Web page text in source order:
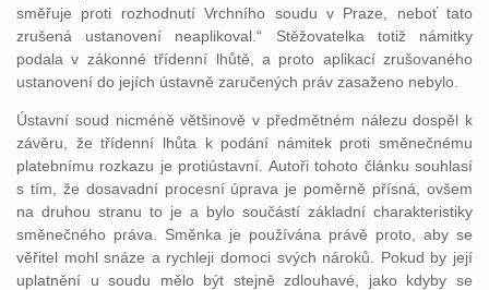
směřuje proti rozhodnutí Vrchního soudu v Praze, neboť tato
zrušená ustanovení neaplikoval.“ Stěžovatelka totiž námitky
podala v zákonné třídenní lhůtě, a proto aplikací zrušovaného
ustanovení do jejích ústavně zaručených práv zasaženo nebylo.
Ústavní soud nicméně většinově v předmětném nálezu dospěl k
závěru, že třídenní lhůta k podání námitek proti směnečnému
platebnímu rozkazu je protiústavní. Autoři tohoto článku souhlasí
s tím, že dosavadní procesní úprava je poměrně přísná, ovšem
na druhou stranu to je a bylo součástí základní charakteristiky
směnečného práva. Směnka je používána právě proto, aby se
věřitel mohl snáze a rychleji domoci svých nároků. Pokud by její
uplatnění u soudu mělo být stejně zdlouhavé, jako kdyby se